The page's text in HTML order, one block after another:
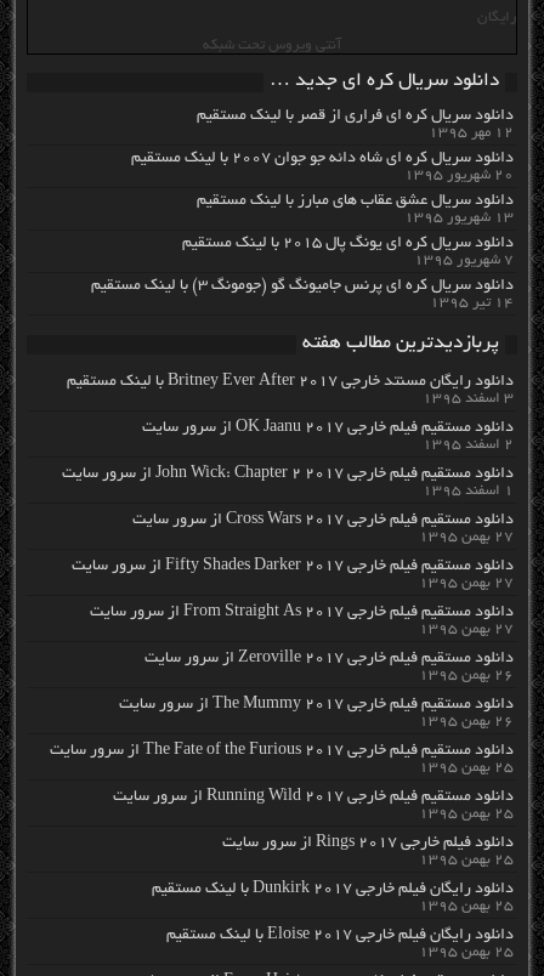
رایگان
آنتی ویروس تحت شبکه
دانلود سریال کره ای جدید …
دانلود سریال کره ای فراری از قصر با لینک مستقیم
۱۲ مهر ۱۳۹۵
دانلود سریال کره ای شاه دائه جو جوان ۲۰۰۷ با لینک مستقیم
۲۰ شهریور ۱۳۹۵
دانلود سریال عشق عقاب های مبارز با لینک مستقیم
۱۳ شهریور ۱۳۹۵
دانلود سریال کره ای یونگ پال ۲۰۱۵ با لینک مستقیم
۷ شهریور ۱۳۹۵
دانلود سریال کره ای پرنس جامیونگ گو (جومونگ ۳) با لینک مستقیم
۱۴ تیر ۱۳۹۵
پربازدیدترین مطالب هفته
دانلود رایگان مسنتد خارجی Britney Ever After 2017 با لینک مستقیم
۳ اسفند ۱۳۹۵
دانلود مستقیم فیلم خارجی OK Jaanu 2017 از سرور سایت
۲ اسفند ۱۳۹۵
دانلود مستقیم فیلم خارجی John Wick: Chapter 2 2017 از سرور سایت
۱ اسفند ۱۳۹۵
دانلود مستقیم فیلم خارجی Cross Wars 2017 از سرور سایت
۲۷ بهمن ۱۳۹۵
دانلود مستقیم فیلم خارجی Fifty Shades Darker 2017 از سرور سایت
۲۷ بهمن ۱۳۹۵
دانلود مستقیم فیلم خارجی From Straight As 2017 از سرور سایت
۲۷ بهمن ۱۳۹۵
دانلود مستقیم فیلم خارجی Zeroville 2017 از سرور سایت
۲۶ بهمن ۱۳۹۵
دانلود مستقیم فیلم خارجی The Mummy 2017 از سرور سایت
۲۶ بهمن ۱۳۹۵
دانلود مستقیم فیلم خارجی The Fate of the Furious 2017 از سرور سایت
۲۵ بهمن ۱۳۹۵
دانلود مستقیم فیلم خارجی Running Wild 2017 از سرور سایت
۲۵ بهمن ۱۳۹۵
دانلود فیلم خارجی Rings 2017 از سرور سایت
۲۵ بهمن ۱۳۹۵
دانلود رایگان فیلم خارجی Dunkirk 2017 با لینک مستقیم
۲۵ بهمن ۱۳۹۵
دانلود رایگان فیلم خارجی Eloise 2017 با لینک مستقیم
۲۵ بهمن ۱۳۹۵